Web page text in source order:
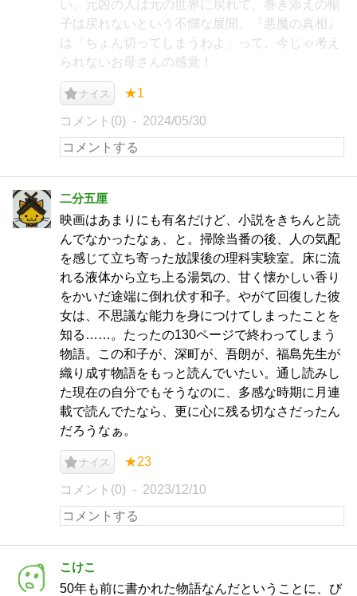
い。元凶の人は元の世界に戻れて、巻き添えの暢
子は戻れないという不憫な展開。『悪魔の真相』
は「ちょん切ってしまうわよ」って、今じゃ考え
られないお母さんの感覚！
ナイス ★1
コメント(0) 2024/05/30
二分五厘
映画はあまりにも有名だけど、小説をきちんと読
んでなかったなぁ、と。掃除当番の後、人の気配
を感じて立ち寄った放課後の理科実験室。床に流
れる液体から立ち上る湯気の、甘く懐かしい香り
をかいだ途端に倒れ伏す和子。やがて回復した彼
女は、不思議な能力を身につけてしまったことを
知る……。たったの130ページで終わってしまう
物語。この和子が、深町が、吾朗が、福島先生が
織り成す物語をもっと読んでいたい。通し読みし
た現在の自分でもそうなのに、多感な時期に月連
載で読んでたなら、更に心に残る切なさだったん
だろうなぁ。
ナイス ★23
コメント(0) 2023/12/10
こけこ
50年も前に書かれた物語なんだということに、び